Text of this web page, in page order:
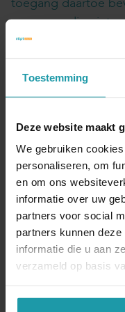
Toestemming
Deze website maakt
We gebruiken
personaliseren, om
en om ons
informatie over uw
partners voor social
partners kunnen
informatie die u aan
verzameld op basis
gegevens die niet
vernietigd en is
gegevens
vernietigd en wie is
dit alles vast in een
aantonen dat u in
handelt.
4. Uitgangspunten
processen
De AVG gaat uit
default. Dat houdt
producten en
gehouden. Privacy